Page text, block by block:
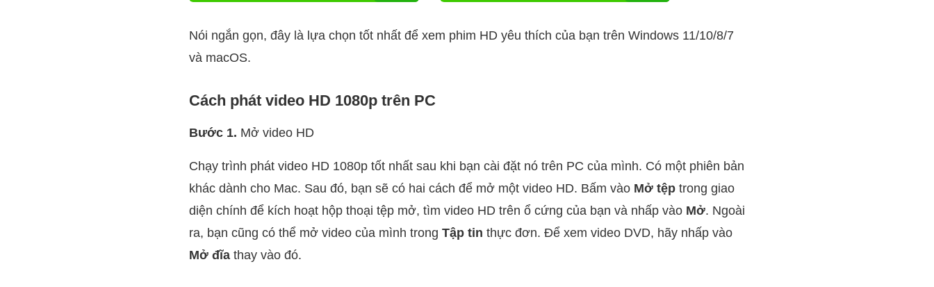
Nói ngắn gọn, đây là lựa chọn tốt nhất để xem phim HD yêu thích của bạn trên Windows 11/10/8/7
và macOS.
Cách phát video HD 1080p trên PC
Bước 1. Mở video HD
Chạy trình phát video HD 1080p tốt nhất sau khi bạn cài đặt nó trên PC của mình. Có một phiên bản
khác dành cho Mac. Sau đó, bạn sẽ có hai cách để mở một video HD. Bấm vào Mở tệp trong giao
diện chính để kích hoạt hộp thoại tệp mở, tìm video HD trên ổ cứng của bạn và nhấp vào Mở. Ngoài
ra, bạn cũng có thể mở video của mình trong Tập tin thực đơn. Để xem video DVD, hãy nhấp vào
Mở đĩa thay vào đó.